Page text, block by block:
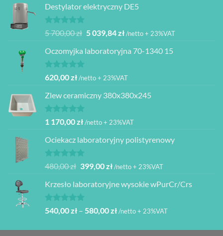
Destylator elektryczny DE5
Oceniono
na 5
5 700,00zł Pierwotna
wynosiła:
700,00 zł.
5 039,84złAktualna
wynosi:
039,84 zł.
/netto + 23%VAT
Oczomyjka laboratoryjna 70-1340 15
Oceniono
na 5
620,00zł/netto + 23%VAT
Zlew ceramiczny 380x380x245
Oceniono
na 5
1 170,00zł/netto + 23%VAT
Ociekacz laboratoryjny polistyrenowy
Oceniono
na 5
480,00zł Pierwotna
wynosiła:
480,00 zł.
399,00złAktualna
wynosi:
/netto + 23%VAT
Krzesło laboratoryjne wysokie wPurCr/Crs
Oceniono
na 5
540,00zł – 580,00złZakres
od
/netto + 23%VAT